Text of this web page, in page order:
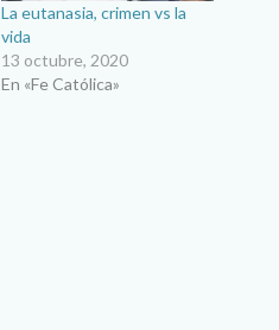
La eutanasia, crimen vs la
vida
13 octubre, 2020
En «Fe Católica»